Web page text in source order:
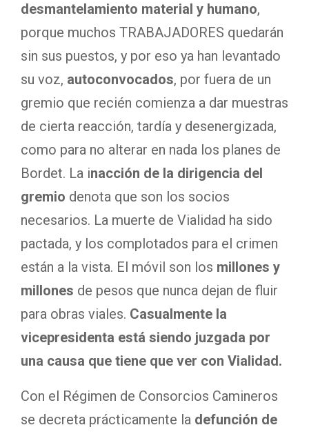
desmantelamiento material y humano,
porque muchos TRABAJADORES quedarán
sin sus puestos, y por eso ya han levantado
su voz, autoconvocados, por fuera de un
gremio que recién comienza a dar muestras
de cierta reacción, tardía y desenergizada,
como para no alterar en nada los planes de
Bordet. La inacción de la dirigencia del
gremio denota que son los socios
necesarios. La muerte de Vialidad ha sido
pactada, y los complotados para el crimen
están a la vista. El móvil son los millones y
millones de pesos que nunca dejan de fluir
para obras viales. Casualmente la
vicepresidenta está siendo juzgada por
una causa que tiene que ver con Vialidad.
Con el Régimen de Consorcios Camineros
se decreta prácticamente la defunción de